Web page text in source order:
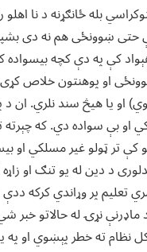
بله ځانګړنه د نا
حتی ښوونځی هم نه دی
کې په دې کچه بیسواده
او پوهنتون خلاص
او یا هیڅ سند نلري.
او بې سواده دي. که چېرته
کې تر ټولو غیر مسلکي او
د دین له یو تنګ او
تعلیم پر وړاندي کرکه
ماډرنې نړۍ له حالاتو
نظام ته خطر پېښوي او په